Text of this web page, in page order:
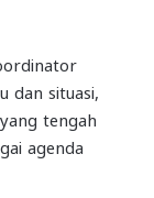
dan situasi,
tengah
agenda